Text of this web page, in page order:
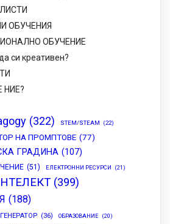
ОБУЧЕНИЯ
ОБУЧЕНИЕ
си креативен?
НИЕ?
(322) STEM/STEAM (22)
НА ПРОМПТОВЕ (77)
ГРАДИНА (107)
(51) ЕЛЕКТРОННИ РЕСУРСИ (21)
(399)
(188)
(36) ОБРАЗОВАНИЕ (20)